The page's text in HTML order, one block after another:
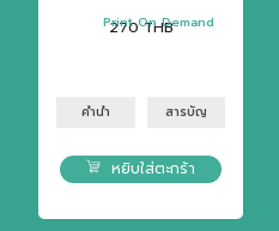
270 THB
Print On Demand
คำนำ สารบัญ
หยิบใส่ตะกร้า